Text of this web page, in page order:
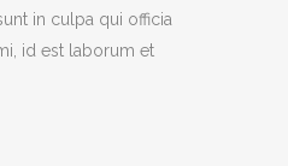
in culpa qui officia
id est laborum et